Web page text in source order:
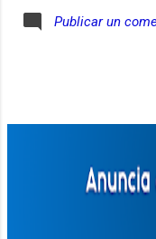
quedan? Estos son
https://ift.tt/2UitfPY via
Publicar un